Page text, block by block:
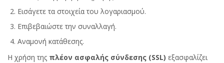
Εισάγετε τα στοιχεία του λογαριασμού.
Επιβεβαιώστε την συναλλαγή.
Αναμονή κατάθεσης.
Η χρήση της πλέον ασφαλής σύνδεσης (SSL) εξασφαλίζει